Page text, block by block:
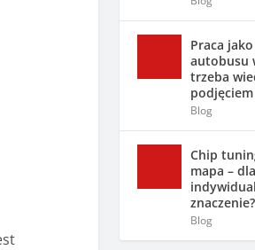
Praca
autobusu
trzeba
Blog
Chip
mapa –
znaczenie?
Blog